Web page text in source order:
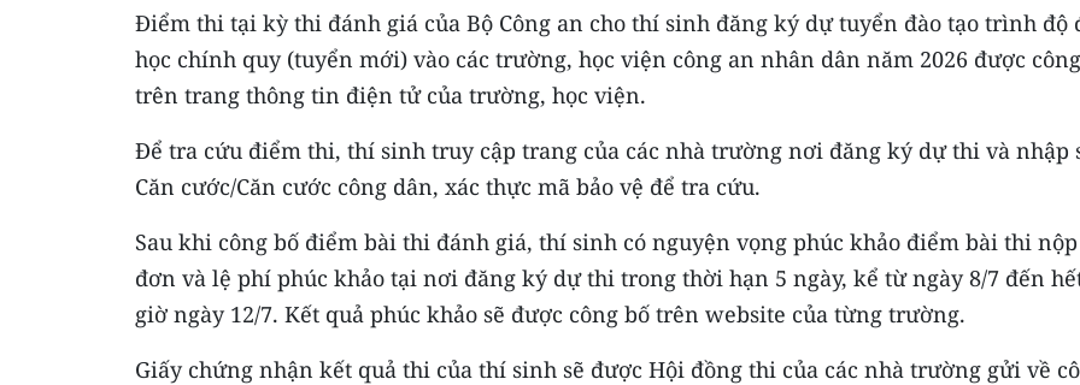
Điểm thi tại kỳ thi đánh giá của Bộ Công an cho thí sinh đăng ký dự tuyển đào tạo trình độ
học chính quy (tuyển mới) vào các trường, học viện công an nhân dân năm 2026 được
trên trang thông tin điện tử của trường, học viện.
Để tra cứu điểm thi, thí sinh truy cập trang của các nhà trường nơi đăng ký dự thi và nhập
Căn cước/Căn cước công dân, xác thực mã bảo vệ để tra cứu.
Sau khi công bố điểm bài thi đánh giá, thí sinh có nguyện vọng phúc khảo điểm bài thi nộp
đơn và lệ phí phúc khảo tại nơi đăng ký dự thi trong thời hạn 5 ngày, kể từ ngày 8/7 đến
giờ ngày 12/7. Kết quả phúc khảo sẽ được công bố trên website của từng trường.
Giấy chứng nhận kết quả thi của thí sinh sẽ được Hội đồng thi của các nhà trường gửi về